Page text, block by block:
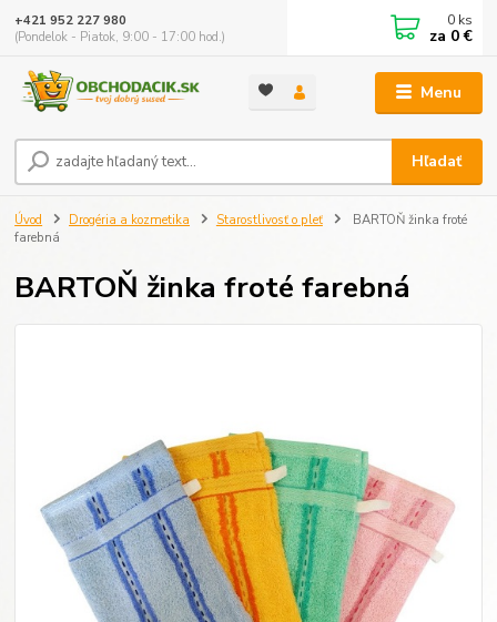
Menu
Hľadať
+421 952 227 980
(Pondelok - Piatok, 9:00 - 17:00 hod.)
0 ks
za 0 €
Úvod Drogéria a kozmetika Starostlivosť o pleť
BARTOŇ žinka froté
farebná
BARTOŇ žinka froté farebná